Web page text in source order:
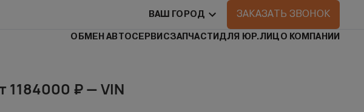
ВАШ ГОРОД ЗАКАЗАТЬ ЗВОНОК
ОБМЕН АВТОСЕРВИСЗАПЧАСТИ ДЛЯ ЮР.ЛИЦ О КОМПАНИИ
1184000 ₽ — VIN